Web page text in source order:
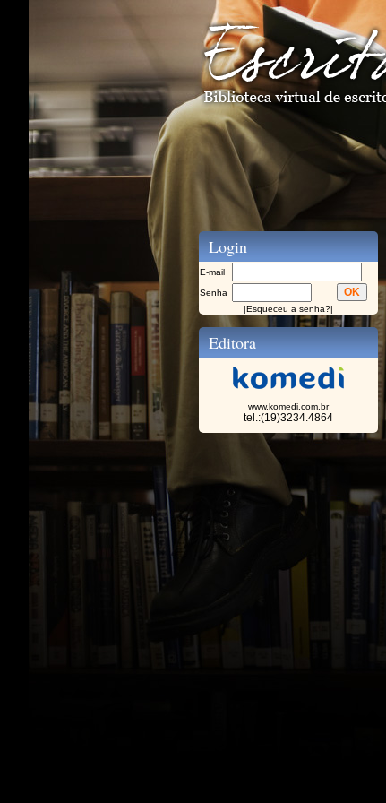
Login
E-mail
Senha
|Esqueceu a senha?|
Editora
www.komedi.com.br
tel.:(19)3234.4864